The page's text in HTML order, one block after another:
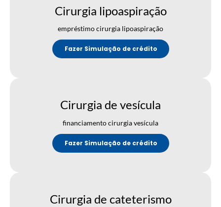
Cirurgia lipoaspiração
empréstimo cirurgia lipoaspiração
Fazer Simulação de crédito
Cirurgia de vesícula
financiamento cirurgia vesícula
Fazer Simulação de crédito
Cirurgia de cateterismo